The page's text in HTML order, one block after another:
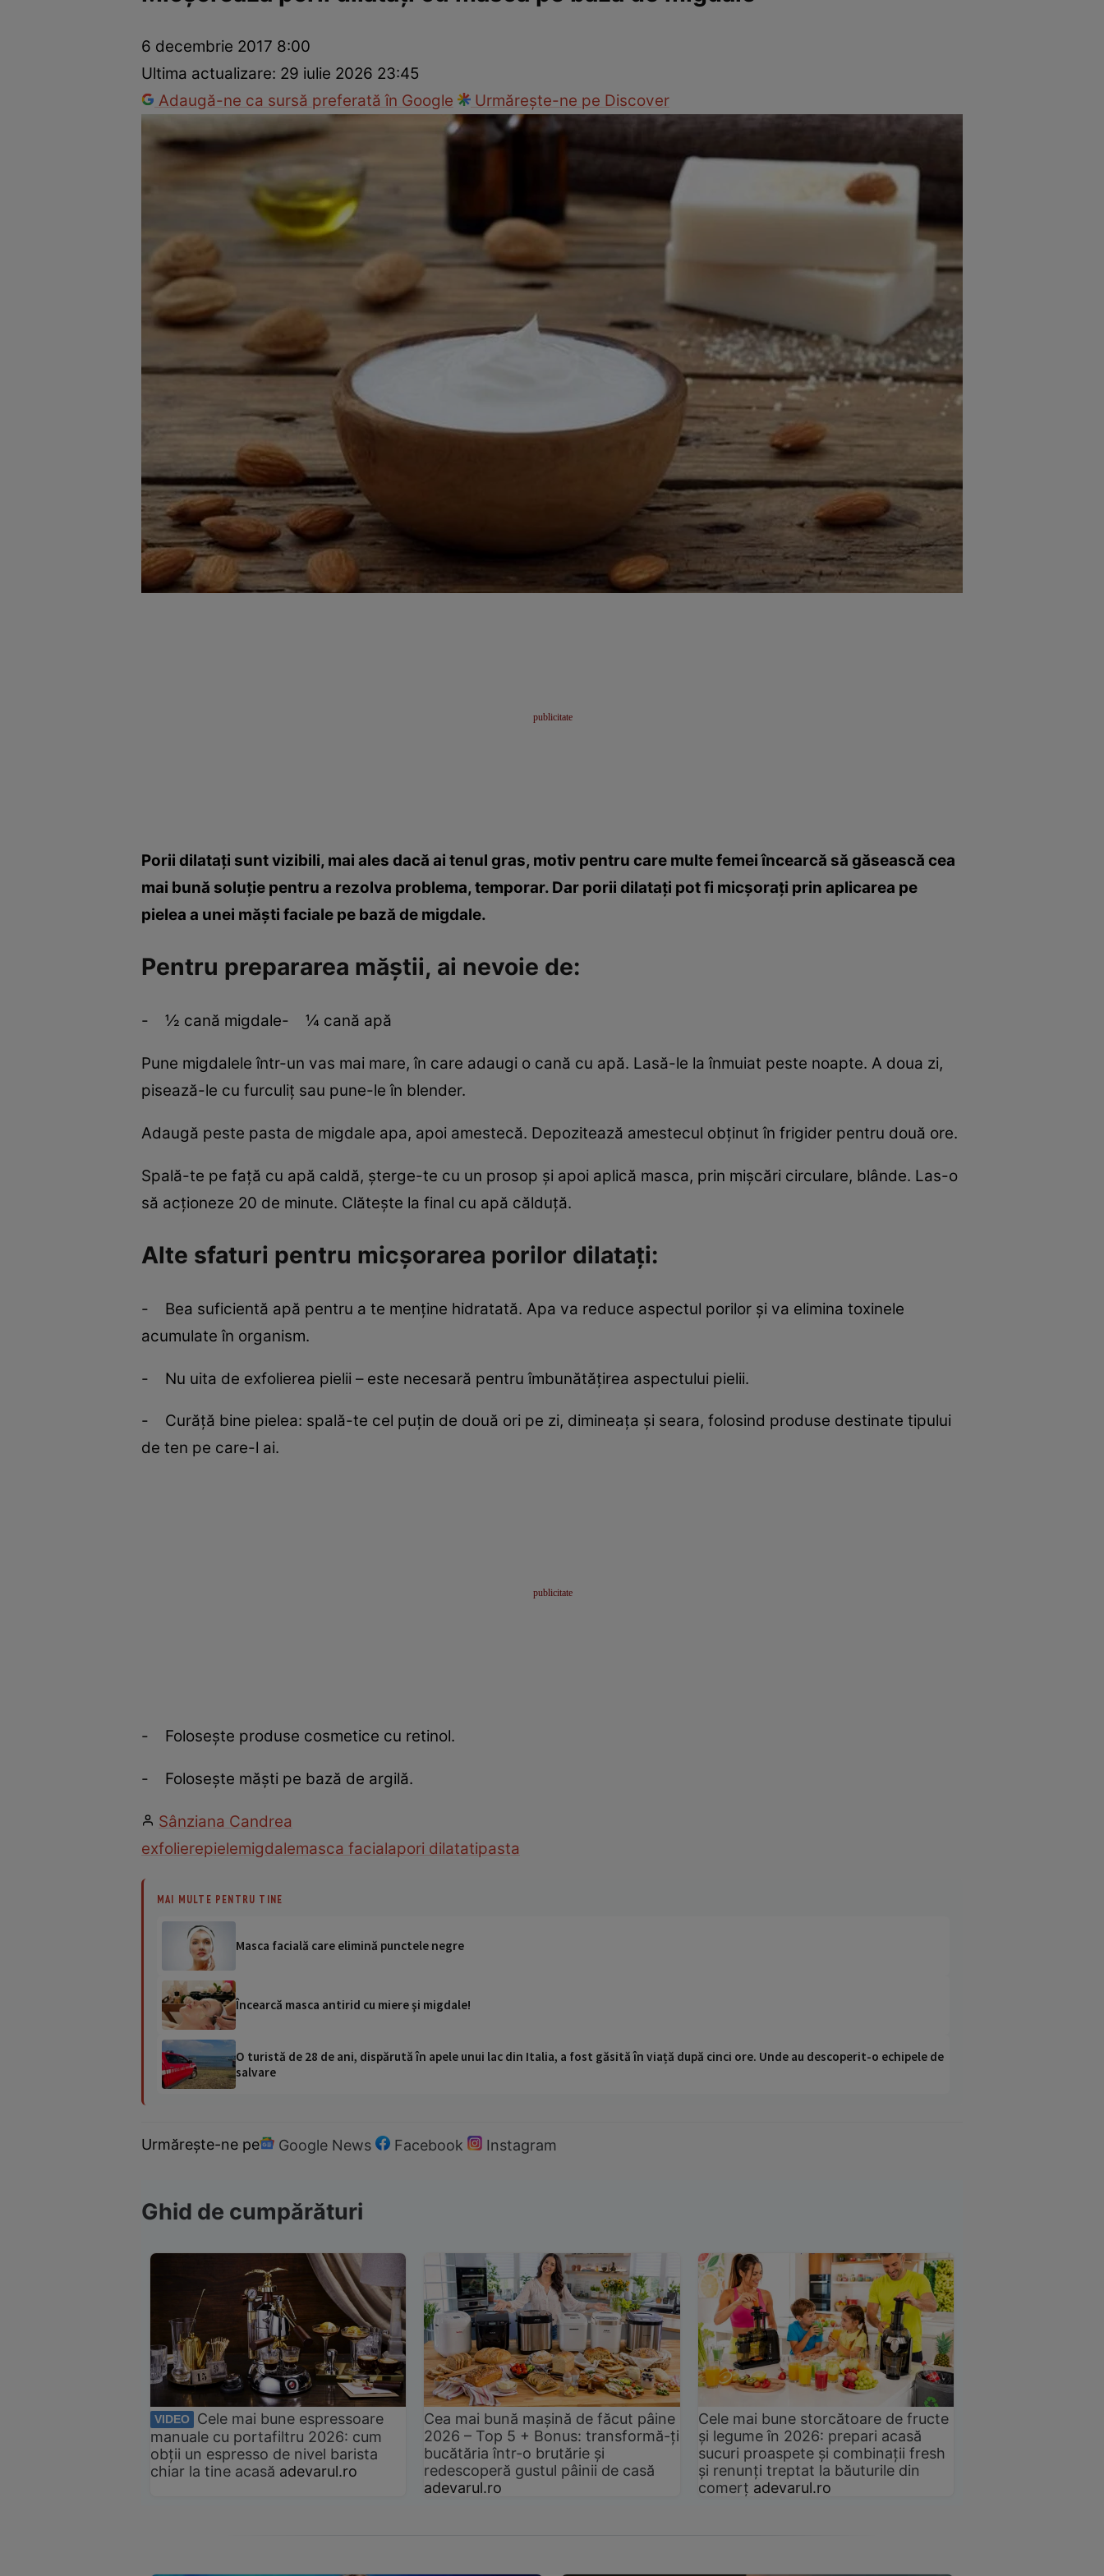
Vedete internaționaleVedete româneștiInterviurile Click!
6 decembrie 2017 8:00
Ultima actualizare: 29 iulie 2026 23:45
Adaugă-ne ca sursă preferată în Google
Urmărește-ne pe Discover
Porii dilataţi sunt vizibili, mai ales dacă ai tenul gras, motiv pentru care multe femei încearcă să găsească cea
mai bună soluţie pentru a rezolva problema, temporar. Dar porii dilataţi pot fi micşoraţi prin aplicarea pe
pielea a unei măşti faciale pe bază de migdale.
Pentru prepararea măştii, ai nevoie de:
- ½ cană migdale- ¼ cană apă
Pune migdalele într-un vas mai mare, în care adaugi o cană cu apă. Lasă-le la înmuiat peste noapte. A doua zi,
pisează-le cu furculiţ sau pune-le în blender.
Adaugă peste pasta de migdale apa, apoi amestecă. Depozitează amestecul obţinut în frigider pentru două ore.
Spală-te pe faţă cu apă caldă, şterge-te cu un prosop şi apoi aplică masca, prin mişcări circulare, blânde. Las-o
să acţioneze 20 de minute. Clăteşte la final cu apă călduţă.
Alte sfaturi pentru micşorarea porilor dilataţi:
- Bea suficientă apă pentru a te menţine hidratată. Apa va reduce aspectul porilor şi va elimina toxinele
acumulate în organism.
- Nu uita de exfolierea pielii – este necesară pentru îmbunătăţirea aspectului pielii.
- Curăţă bine pielea: spală-te cel puţin de două ori pe zi, dimineaţa şi seara, folosind produse destinate tipului
de ten pe care-l ai.
- Foloseşte produse cosmetice cu retinol.
- Foloseşte măşti pe bază de argilă.
Sânziana Candrea
exfolierepielemigdalemasca facialapori dilatatipasta
MAI MULTE PENTRU TINE
Masca facială care elimină punctele negre
Încearcă masca antirid cu miere şi migdale!
O turistă de 28 de ani, dispărută în apele unui lac din Italia, a fost găsită în viață după cinci ore. Unde au descoperit-o echipele de
salvare
Urmărește-ne pe Google News Facebook Instagram
Ghid de cumpărături
VIDEO
Cele mai bune espressoare
manuale cu portafiltru 2026: cum
obții un espresso de nivel barista
chiar la tine acasă adevarul.ro
Cea mai bună mașină de făcut pâine
2026 – Top 5 + Bonus: transformă-ți
bucătăria într-o brutărie și
redescoperă gustul pâinii de casă
adevarul.ro
Cele mai bune storcătoare de fructe
și legume în 2026: prepari acasă
sucuri proaspete și combinații fresh
și renunți treptat la băuturile din
comerț adevarul.ro